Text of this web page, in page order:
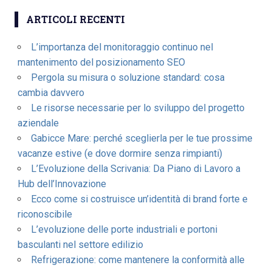
ARTICOLI RECENTI
L’importanza del monitoraggio continuo nel
mantenimento del posizionamento SEO
Pergola su misura o soluzione standard: cosa
cambia davvero
Le risorse necessarie per lo sviluppo del progetto
aziendale
Gabicce Mare: perché sceglierla per le tue prossime
vacanze estive (e dove dormire senza rimpianti)
L’Evoluzione della Scrivania: Da Piano di Lavoro a
Hub dell’Innovazione
Ecco come si costruisce un’identità di brand forte e
riconoscibile
L’evoluzione delle porte industriali e portoni
basculanti nel settore edilizio
Refrigerazione: come mantenere la conformità alle